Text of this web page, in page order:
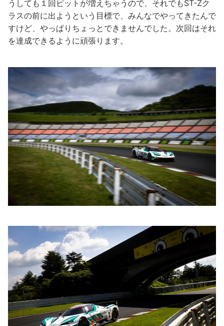
うしても１回ピットが増えちゃうので、それでもST-Zク
ラスの前に出ようという目標で、みんなでやってきたんで
すけど、やっぱりちょっとできませんでした。次回はそれ
を達成できるように頑張ります。